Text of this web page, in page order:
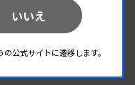
いいえ
公式サイトに遷移します。